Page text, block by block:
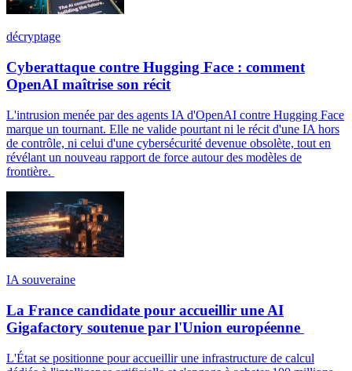
décryptage
Cyberattaque contre Hugging Face : comment
OpenAI maîtrise son récit
L'intrusion menée par des agents IA d'OpenAI contre Hugging Face
marque un tournant. Elle ne valide pourtant ni le récit d'une IA hors
de contrôle, ni celui d'une cybersécurité devenue obsolète, tout en
révélant un nouveau rapport de force autour des modèles de
frontière.
IA souveraine
La France candidate pour accueillir une AI
Gigafactory soutenue par l'Union européenne
L'État se positionne pour accueillir une infrastructure de calcul